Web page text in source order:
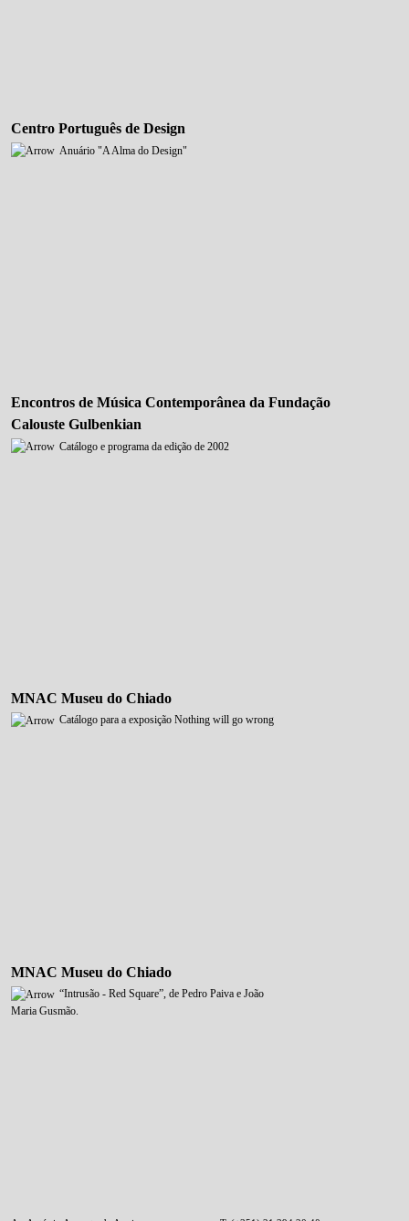
Centro Português de Design
Anuário "A Alma do Design"
Encontros de Música Contemporânea da Fundação
Calouste Gulbenkian
Catálogo e programa da edição de 2002
MNAC Museu do Chiado
Catálogo para a exposição Nothing will go wrong
MNAC Museu do Chiado
“Intrusão - Red Square”, de Pedro Paiva e João
Maria Gusmão.